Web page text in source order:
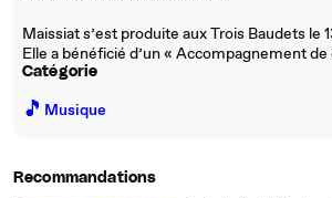
Maissiat s’est produite aux Trois Baudets le
Elle a bénéficié d’un « Accompagnement
Catégorie
🎵 Musique
Recommandations